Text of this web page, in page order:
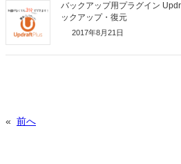
バックアップ用プラグイン
ックアップ・復元
2017年8月21日
« 前へ